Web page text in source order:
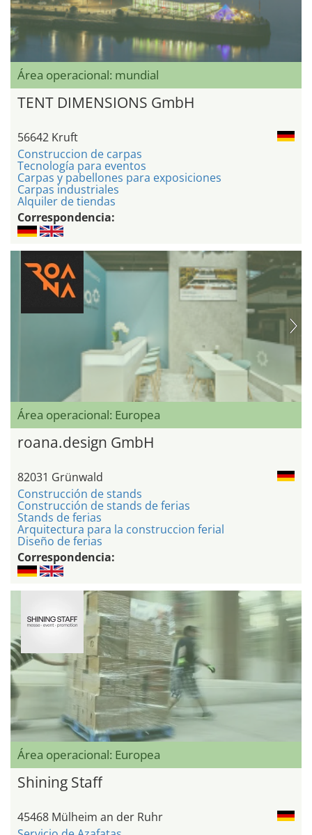
Área operacional: mundial
TENT DIMENSIONS GmbH
56642 Kruft
Construccion de carpas
Tecnología para eventos
Carpas y pabellones para exposiciones
Carpas industriales
Alquiler de tiendas
Correspondencia:
Área operacional: Europea
roana.design GmbH
82031 Grünwald
Construcción de stands
Construcción de stands de ferias
Stands de ferias
Arquitectura para la construccion ferial
Diseño de ferias
Correspondencia:
Área operacional: Europea
Shining Staff
45468 Mülheim an der Ruhr